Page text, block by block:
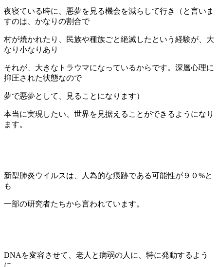
夜寝ている時に、悪夢を見る機会を減らして行き（と言いま
すのは、かなりの割合で
村が焼かれたり、民族や種族ごと絶滅したという経験が、大
なり小なりあり
それが、大きなトラウマになっているからです。深層心理に
抑圧された状態なので
夢で悪夢として、見ることになります）
本当に実現したい、世界を見据えることができるようになり
ます。
新型肺炎ウイルスは、人為的な痕跡である可能性が９０%と
も
一部の研究者たちから言われています。
DNAを変容させて、老人と病弱の人に、特に発動するよう
に